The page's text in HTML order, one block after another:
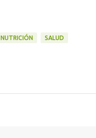
NUTRICIÓN SALUD